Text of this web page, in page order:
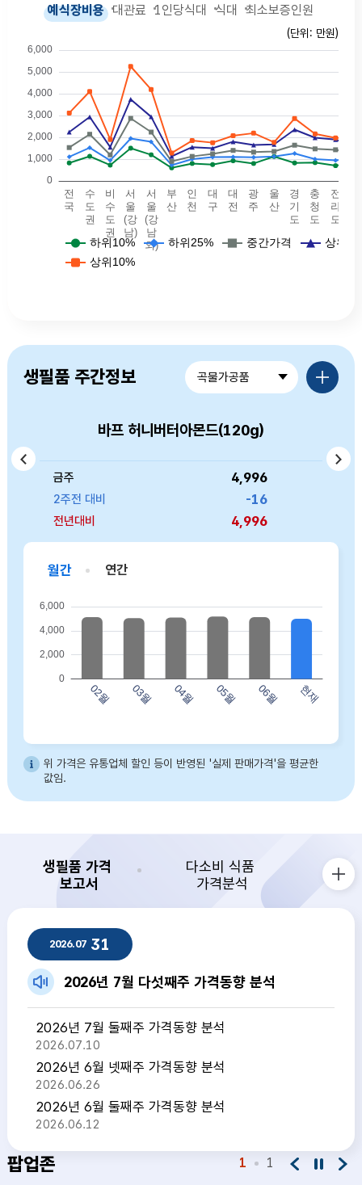
예식장비용 대관료 1인당식대 식대 최소보증인원
(단위: 만원)
생필품 주간정보 곡물가공품
바프 허니버터아몬드(120g)
금주 4,996
2주전 대비 -16
전년대비 4,996
머거본 볶음땅콩(300g)
금주 6,146
2주전 대비 757
전년대비 6,146
백설 소면(900g)
금주 3,309
2주전 대비 44
전년대비 3,309
옛날국수 소면(900g)
금주 4,286
2주전 대비 474
전년대비 4,286
고향만두(900g)
금주 8,940
2주전 대비 0
전년대비 8,940
월간 연간
위 가격은 유통업체 할인 등이 반영된 '실제 판매가격'을 평균한
값임.
생필품 가격
보고서
다소비 식품
가격분석
2026.07 31
2026년 7월 다섯째주 가격동향 분석
2026년 7월 둘째주 가격동향 분석
2026.07.10
2026년 6월 넷째주 가격동향 분석
2026.06.26
2026년 6월 둘째주 가격동향 분석
2026.06.12
팝업존 1 1